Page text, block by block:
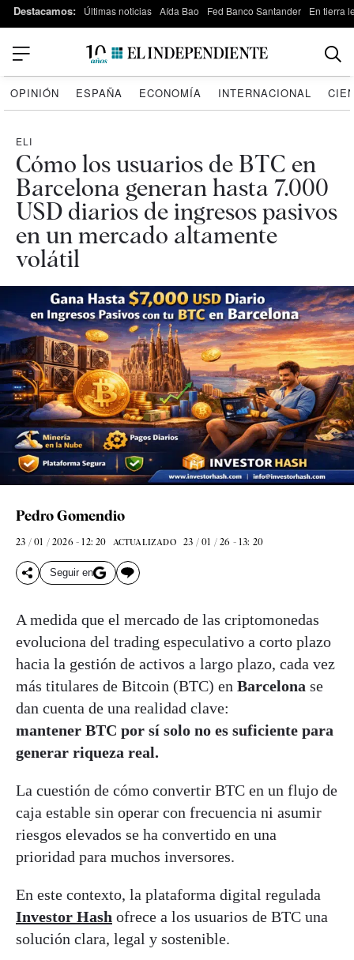
Destacamos: Últimas noticias Aída Bao Fed Banco Santander En tierra
OPINIÓN ESPAÑA ECONOMÍA INTERNACIONAL
ELI
Cómo los usuarios de BTC en
Barcelona generan hasta 7.000
USD diarios de ingresos pasivos
en un mercado altamente
volátil
Pedro Gomendio
23 / 01 / 2026 - 12: 20 ACTUALIZADO 23 / 01 / 26 - 13: 20
Seguir en
A medida que el mercado de las criptomonedas
evoluciona del trading especulativo a corto plazo
hacia la gestión de activos a largo plazo, cada vez
más titulares de Bitcoin (BTC) en Barcelona se
dan cuenta de una realidad clave:
mantener BTC por sí solo no es suficiente para
generar riqueza real.
La cuestión de cómo convertir BTC en un flujo de
caja estable sin operar con frecuencia ni asumir
riesgos elevados se ha convertido en una
prioridad para muchos inversores.
En este contexto, la plataforma digital regulada
Investor Hash ofrece a los usuarios de BTC una
solución clara, legal y sostenible.